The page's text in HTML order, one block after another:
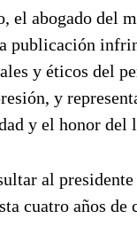
el abogado del
publicación
y éticos del
y
y el honor del
al
cuatro años de